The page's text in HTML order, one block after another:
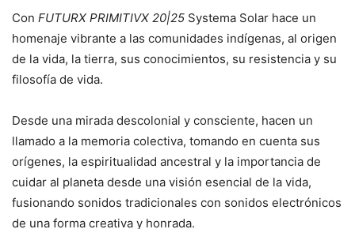
Con FUTURX PRIMITIVX 20|25 Systema Solar hace un
homenaje vibrante a las comunidades indígenas, al origen
de la vida, la tierra, sus conocimientos, su resistencia y su
filosofía de vida.
Desde una mirada descolonial y consciente, hacen un
llamado a la memoria colectiva, tomando en cuenta sus
orígenes, la espiritualidad ancestral y la importancia de
cuidar al planeta desde una visión esencial de la vida,
fusionando sonidos tradicionales con sonidos electrónicos
de una forma creativa y honrada.